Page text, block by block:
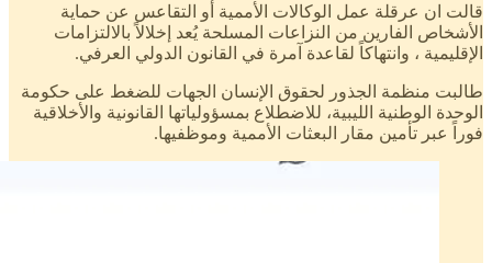
قالت ان عرقلة عمل الوكالات الأممية أو التقاعس عن حماية
الأشخاص الفارين من النزاعات المسلحة يُعد إخلالاً بالالتزامات
الإقليمية ، وانتهاكاً لقاعدة آمرة في القانون الدولي العرفي.
طالبت منظمة الجذور لحقوق الإنسان الجهات للضغط على حكومة
الوحدة الوطنية الليبية، للاضطلاع بمسؤولياتها القانونية والأخلاقية
فوراً عبر تأمين مقار البعثات الأممية وموظفيها.